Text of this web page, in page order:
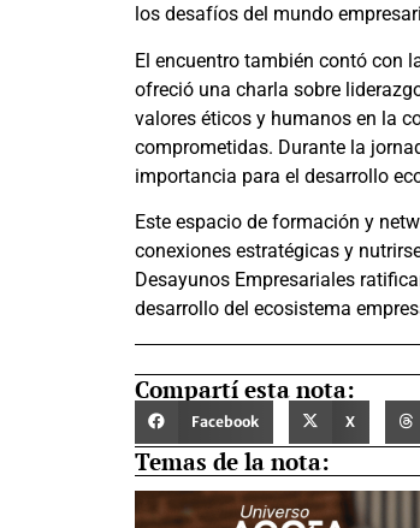
los desafíos del mundo
El encuentro también contó con
ofreció una charla sobre
valores éticos y humanos en la
comprometidas. Durante la
importancia para el desarrollo
Este espacio de formación y
conexiones estratégicas y
Desayunos Empresariales
desarrollo del ecosistema
Compartí esta nota:
Facebook X
Temas de la nota: